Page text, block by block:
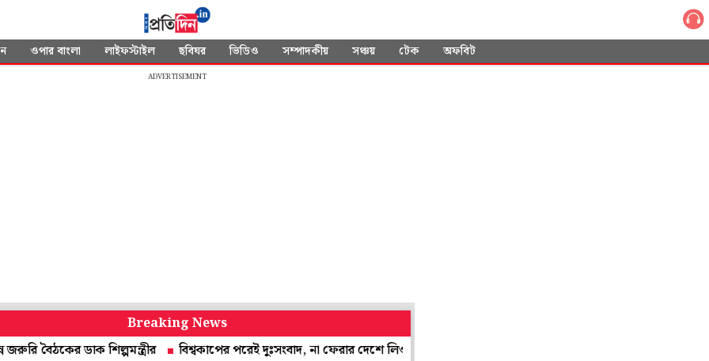
ওপার বাংলা লাইফস্টাইল ছবিঘর ভিডিও সম্পাদকীয় সঞ্চয় টেক অফবিট
ADVERTISEMENT
Breaking News
ডাক শিল্পমন্ত্রীর
বিশ্বকাপের পরেই দুঃসংবাদ, না ফেরার দেশে লিওনেল মেসির বাবা